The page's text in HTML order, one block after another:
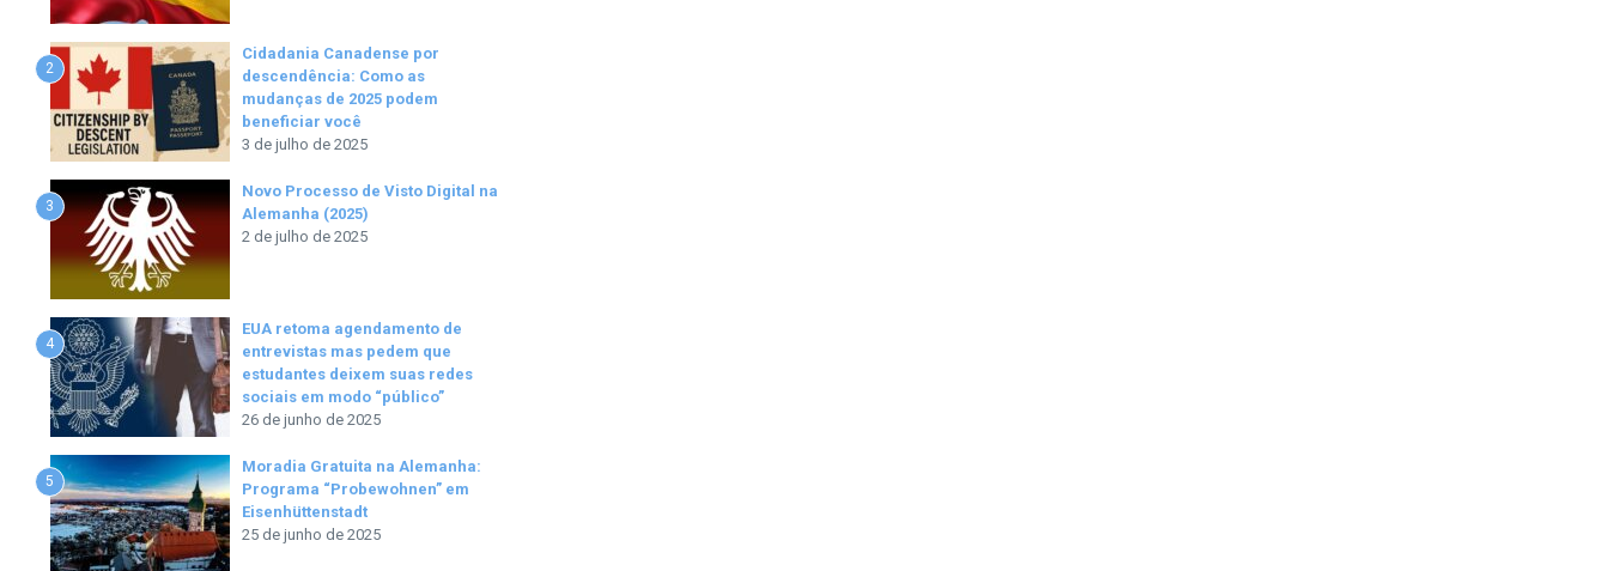
2
Cidadania Canadense por
descendência: Como as
mudanças de 2025 podem
beneficiar você
3 de julho de 2025
3
Novo Processo de Visto Digital na
Alemanha (2025)
2 de julho de 2025
4
EUA retoma agendamento de
entrevistas mas pedem que
estudantes deixem suas redes
sociais em modo “público”
26 de junho de 2025
5
Moradia Gratuita na Alemanha:
Programa “Probewohnen” em
Eisenhüttenstadt
25 de junho de 2025